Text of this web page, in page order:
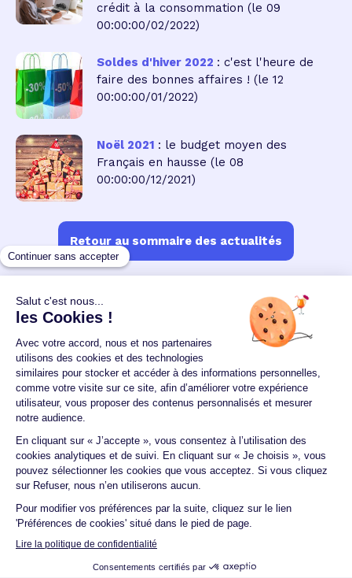
crédit à la consommation (le 09
00:00:00/02/2022)
Soldes d'hiver 2022 : c'est l'heure de
faire des bonnes affaires ! (le 12
00:00:00/01/2022)
Noël 2021 : le budget moyen des
Français en hausse (le 08
00:00:00/12/2021)
Retour au sommaire des actualités
Un crédit vous engage et doit être remboursé.
Vérifiez vos capacités de remboursement avant de
vous engager.
Aucun versement, de quelque nature que ce soit, ne
peut être exigé d'un particulier avant l'obtention
d'un ou plusieurs prêts d'argent.
© 2026 Guide du crédit •Plan du site• Mentions
Accessibilité Contact